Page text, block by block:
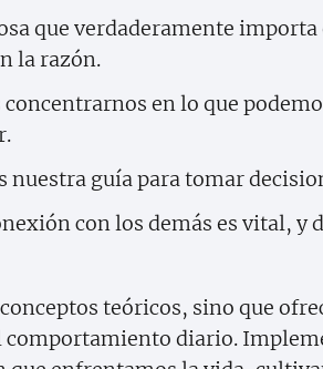
que verdaderamente
la razón.
concentrarnos en lo que
nuestra guía para tomar
con los demás es vital, y
teóricos, sino que
comportamiento diario.